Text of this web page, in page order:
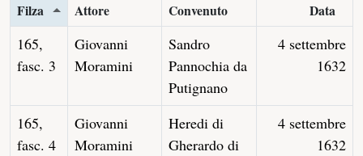
Filza Attore Convenuto Data
165,
fasc. 3
Giovanni
Moramini
Sandro
Pannochia da
Putignano
4 settembre
1632
165,
fasc. 4
Giovanni
Moramini
Heredi di
Gherardo di
4 settembre
1632